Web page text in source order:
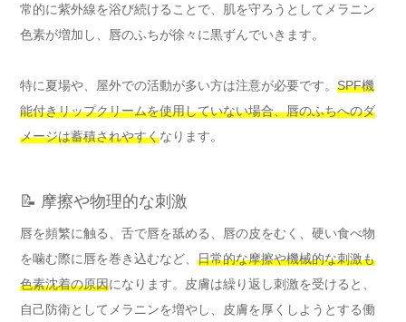
常的に紫外線を浴び続けることで、肌を守ろうとしてメラニン
色素が増加し、唇のふちが徐々に黒ずんでいきます。
特に夏場や、屋外での活動が多い方は注意が必要です。 SPF機
能付きリップクリームを使用していない場合、唇のふちへのダ
メージは蓄積されやすくなります。
📝 摩擦や物理的な刺激
唇を頻繁に触る、舌で唇を舐める、唇の皮をむく、硬い食べ物
を噛む際に唇を巻き込むなど、 日常的な摩擦や機械的な刺激も
色素沈着の原因になります。皮膚は繰り返し刺激を受けると、
自己防衛としてメラニンを増やし、皮膚を厚くしようとする働